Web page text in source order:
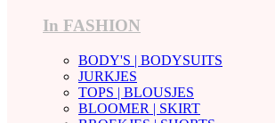
In FASHION
BODY'S | BODYSUITS
JURKJES
TOPS | BLOUSJES
BLOOMER | SKIRT